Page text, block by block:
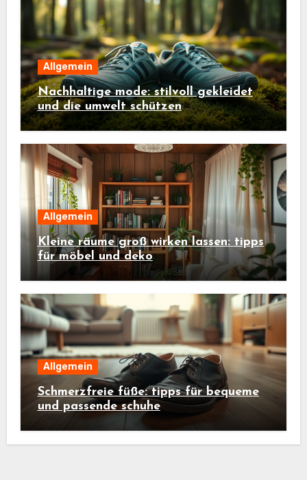
Allgemein
Nachhaltige mode: stilvoll gekleidet
und die umwelt schützen
Allgemein
Kleine räume groß wirken lassen: tipps
für möbel und deko
Allgemein
Schmerzfreie füße: tipps für bequeme
und passende schuhe